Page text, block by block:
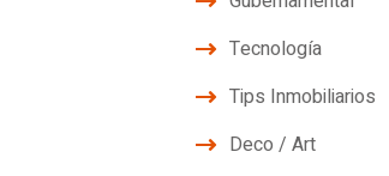
Tecnología
Tips Inmobiliarios
Deco / Art